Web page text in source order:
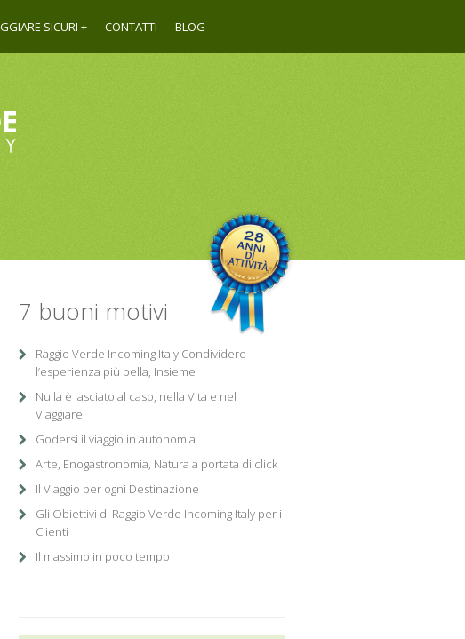
SICURI CONTATTI BLOG
7 buoni motivi
Raggio Verde Incoming Italy Condividere
l’esperienza più bella, Insieme
Nulla è lasciato al caso, nella Vita e nel
Viaggiare
Godersi il viaggio in autonomia
Arte, Enogastronomia, Natura a portata di click
Il Viaggio per ogni Destinazione
Gli Obiettivi di Raggio Verde Incoming Italy per i
Clienti
Il massimo in poco tempo